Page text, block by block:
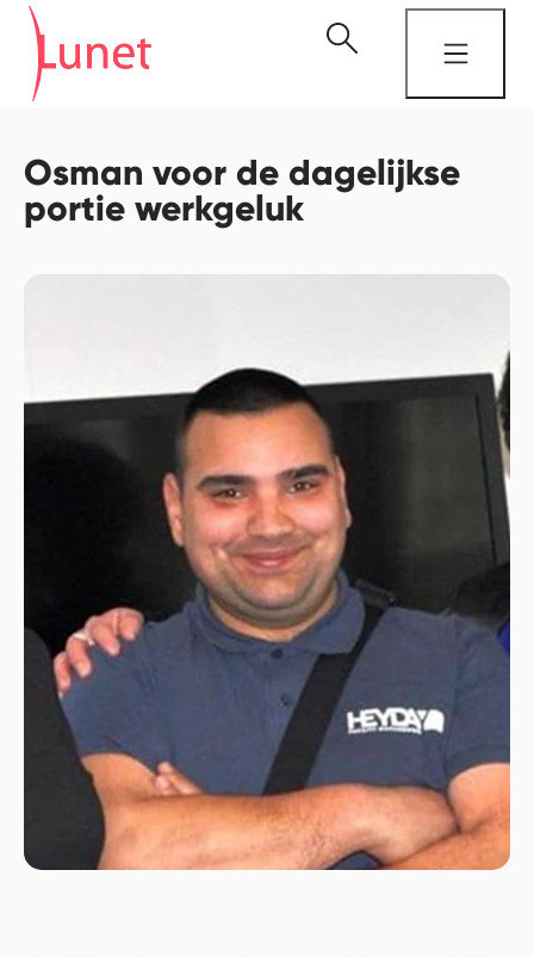
Osman voor de dagelijkse
portie werkgeluk